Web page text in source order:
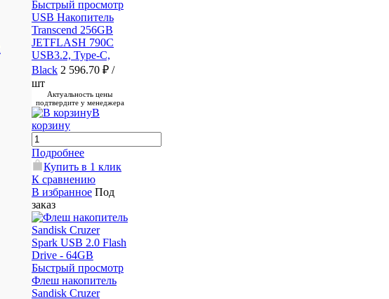
Быстрый просмотр
USB Накопитель
Transcend 256GB
JETFLASH 790C
USB3.2, Type-C,
Black 2 596.70 ₽ /
шт
Актуальность цены
подтвердите у менеджера
В
корзину
Подробнее
Купить в 1 клик
К сравнению
В избранное Под
заказ
Быстрый просмотр
Флеш накопитель
Sandisk Cruzer